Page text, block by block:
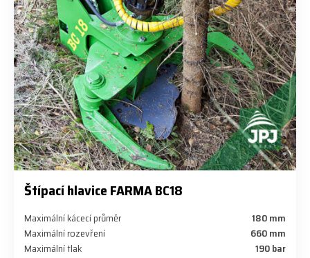
Štípací hlavice FARMA BC18
Maximální kácecí průměr
180 mm
Maximální rozevření
660 mm
Maximální tlak
190 bar